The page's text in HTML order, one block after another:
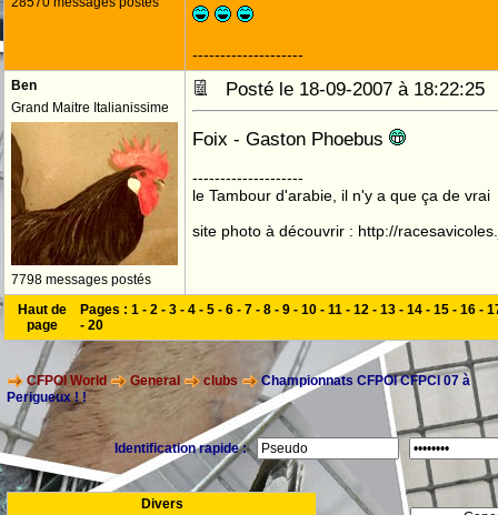
--------------------
Ben
Grand Maitre Italianissime
7798 messages postés
Posté le 18-09-2007 à
Foix - Gaston Phoebus
--------------------
le Tambour d'arabie, il n'y a que ça de vrai
site photo à découvrir : http://
Haut de
page
Pages : 1 - 2 - 3 - 4 - 5 - 6 - 7 - 8 - 9 - 10 - 11 - 12 - 13 - 14 - 15 - 16 -
- 20
CFPOI World General clubs
Championnats CFPOI CFPCI 07 à
Perigueux ! !
Identification rapide :
Divers